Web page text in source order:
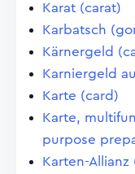
Karat (carat)
Karbatsch
Kärnergeld
Karniergeld
Karte (card)
Karte,
purpose
Karten-Allianz